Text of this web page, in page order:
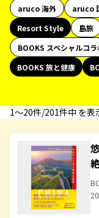
aruco 海外
aruco
Resort Style
島旅
BOOKS スペシャルコラ
BOOKS 旅と健康
1〜20件/201件中 を表